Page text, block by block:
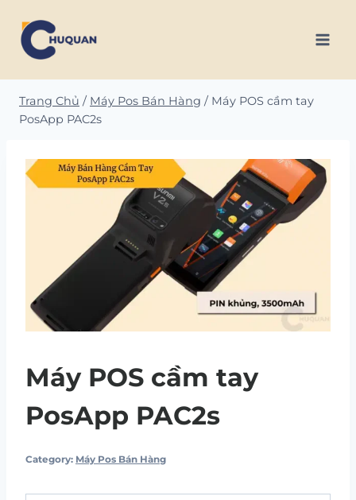
content
Trang Chủ / Máy Pos Bán Hàng / Máy POS cầm tay
PosApp PAC2s
Máy POS cầm tay
PosApp PAC2s
Category: Máy Pos Bán Hàng